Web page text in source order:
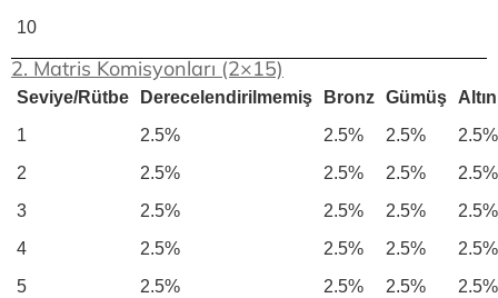
10
2. Matris Komisyonları (2×15)
Seviye/Rütbe Derecelendirilmemiş Bronz Gümüş
Altın
1
2.5% 2.5% 2.5%
2.5%
2
2.5% 2.5% 2.5%
2.5%
3
2.5% 2.5% 2.5%
2.5%
4
2.5% 2.5% 2.5%
2.5%
5
2.5% 2.5% 2.5%
2.5%